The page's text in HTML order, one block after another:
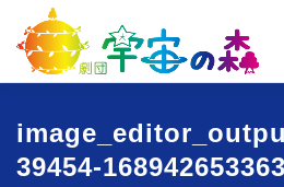
宇宙の森とは 劇団
39454-